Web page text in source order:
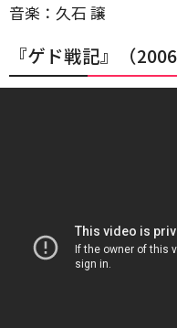
音楽：久石 譲
『ゲド戦記』（2006